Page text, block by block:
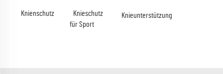
Knienschutz
Knieschutz
für Sport
Knieunterstützung